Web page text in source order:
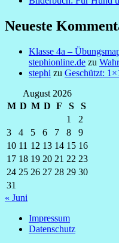
Neueste
Klasse 4a –
stephionline.de zu
stephi zu Geschützt:
August 2026
M D M D F S
S
1
2
3
4 5 6 7 8
9
10 11 12 13 14 15 16
17 18 19 20 21 22 23
24 25 26 27 28 29 30
31
« Juni
Impressum
Datenschutz